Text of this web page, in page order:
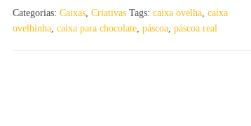
Categorias: Caixas, Criativas Tags: caixa ovelha, caixa
ovelhinha, caixa para chocolate, páscoa, páscoa real